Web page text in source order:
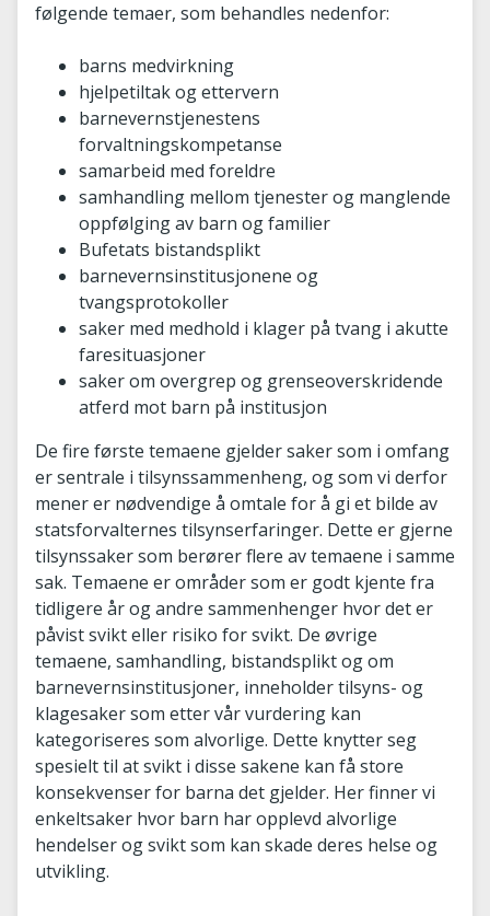
følgende temaer, som behandles nedenfor:
barns medvirkning
hjelpetiltak og ettervern
barnevernstjenestens
forvaltningskompetanse
samarbeid med foreldre
samhandling mellom tjenester og manglende
oppfølging av barn og familier
Bufetats bistandsplikt
barnevernsinstitusjonene og
tvangsprotokoller
saker med medhold i klager på tvang i akutte
faresituasjoner
saker om overgrep og grenseoverskridende
atferd mot barn på institusjon
De fire første temaene gjelder saker som i omfang
er sentrale i tilsynssammenheng, og som vi derfor
mener er nødvendige å omtale for å gi et bilde av
statsforvalternes tilsynserfaringer. Dette er gjerne
tilsynssaker som berører flere av temaene i samme
sak. Temaene er områder som er godt kjente fra
tidligere år og andre sammenhenger hvor det er
påvist svikt eller risiko for svikt. De øvrige
temaene, samhandling, bistandsplikt og om
barnevernsinstitusjoner, inneholder tilsyns- og
klagesaker som etter vår vurdering kan
kategoriseres som alvorlige. Dette knytter seg
spesielt til at svikt i disse sakene kan få store
konsekvenser for barna det gjelder. Her finner vi
enkeltsaker hvor barn har opplevd alvorlige
hendelser og svikt som kan skade deres helse og
utvikling.